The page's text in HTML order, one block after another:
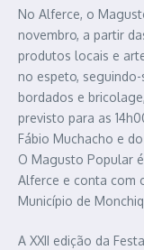
No Alferce, o
novembro, a partir
produtos locais e
no espeto,
bordados e
previsto para as
Fábio Muchacho e
O Magusto Popular
Alferce e conta com
Município de
A XXII edição da